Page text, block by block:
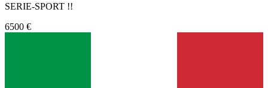
SERIE-SPORT !!
6500 €